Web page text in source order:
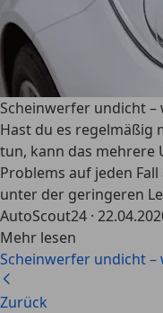
Scheinwerfer undicht –
Hast du es regelmäßig
tun, kann das mehrere
Problems auf jeden
unter der geringeren
AutoScout24 ·
Mehr lesen
Scheinwerfer undicht –
Zurück